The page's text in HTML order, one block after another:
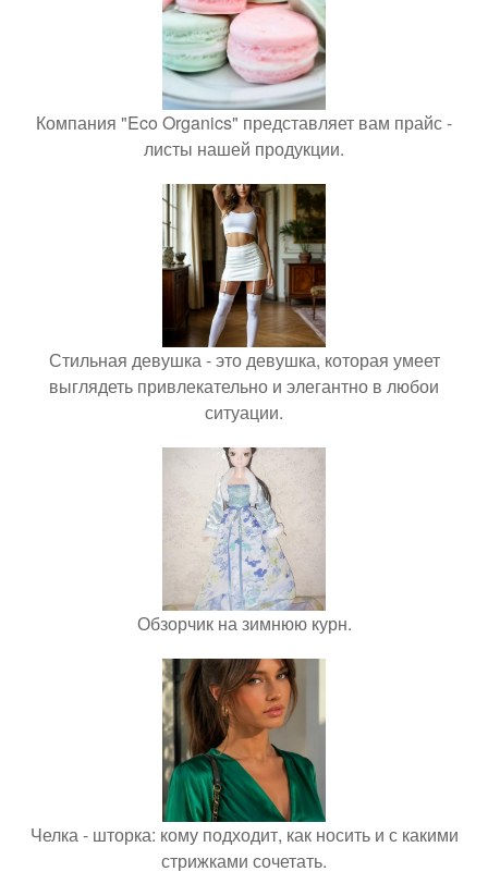
Компания "Eco Organics" представляет вам прайс -
листы нашей продукции.
Стильная девушка - это девушка, которая умеет
выглядеть привлекательно и элегантно в любои
ситуации.
Обзорчик на зимнюю курн.
Челка - шторка: кому подходит, как носить и с какими
стрижками сочетать.